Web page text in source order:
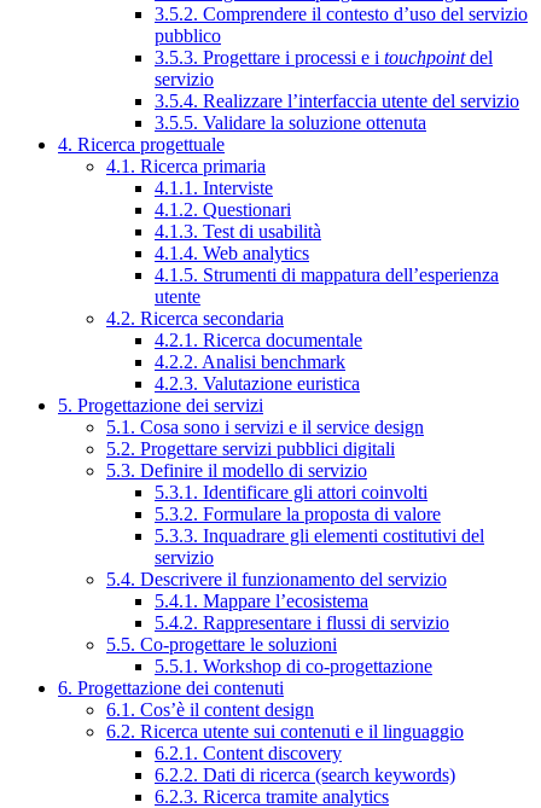
3.5.2. Comprendere il contesto d’uso del servizio
pubblico
3.5.3. Progettare i processi e i touchpointdel
servizio
3.5.4. Realizzare l’interfaccia utente del servizio
3.5.5. Validare la soluzione ottenuta
4. Ricerca progettuale
4.1. Ricerca primaria
4.1.1. Interviste
4.1.2. Questionari
4.1.3. Test di usabilità
4.1.4. Web analytics
4.1.5. Strumenti di mappatura dell’esperienza
utente
4.2. Ricerca secondaria
4.2.1. Ricerca documentale
4.2.2. Analisi benchmark
4.2.3. Valutazione euristica
5. Progettazione dei servizi
5.1. Cosa sono i servizi e il service design
5.2. Progettare servizi pubblici digitali
5.3. Definire il modello di servizio
5.3.1. Identificare gli attori coinvolti
5.3.2. Formulare la proposta di valore
5.3.3. Inquadrare gli elementi costitutivi del
servizio
5.4. Descrivere il funzionamento del servizio
5.4.1. Mappare l’ecosistema
5.4.2. Rappresentare i flussi di servizio
5.5. Co-progettare le soluzioni
5.5.1. Workshop di co-progettazione
6. Progettazione dei contenuti
6.1. Cos’è il content design
6.2. Ricerca utente sui contenuti e il linguaggio
6.2.1. Content discovery
6.2.2. Dati di ricerca (search keywords)
6.2.3. Ricerca tramite analytics